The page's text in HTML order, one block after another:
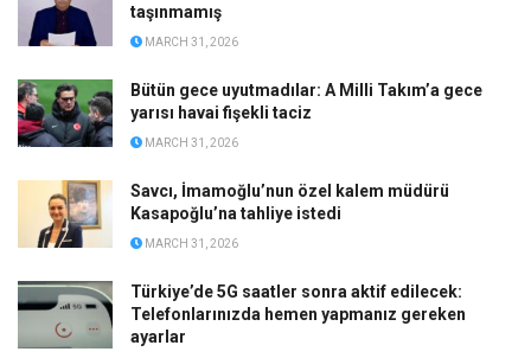
taşınmamış
MARCH 31, 2026
Bütün gece uyutmadılar: A Milli Takım’a gece
yarısı havai fişekli taciz
MARCH 31, 2026
Savcı, İmamoğlu’nun özel kalem müdürü
Kasapoğlu’na tahliye istedi
MARCH 31, 2026
Türkiye’de 5G saatler sonra aktif edilecek:
Telefonlarınızda hemen yapmanız gereken
ayarlar